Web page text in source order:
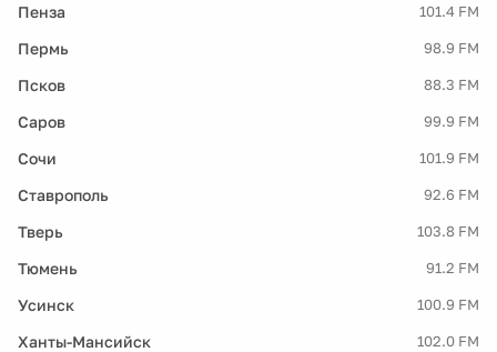
Пенза 101.4 FM
Пермь 98.9 FM
Псков 88.3 FM
Саров 99.9 FM
Сочи 101.9 FM
Ставрополь 92.6 FM
Тверь 103.8 FM
Тюмень 91.2 FM
Усинск 100.9 FM
Ханты-Мансийск 102.0 FM